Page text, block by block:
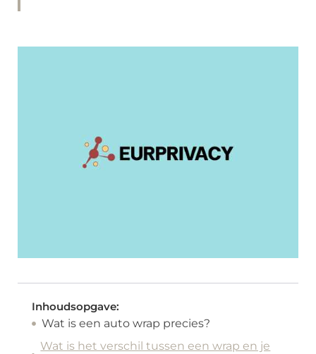
Inhoudsopgave:
Wat is een auto wrap precies?
Wat is het verschil tussen een wrap en je